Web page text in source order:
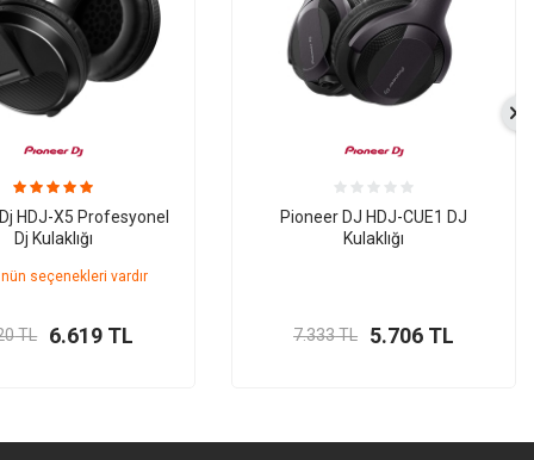
HDJ-X5 Profesyonel
Dj Kulaklığı
seçenekleri vardır
TL 6.619 TL
Pioneer DJ HDJ-CUE1 DJ
Kulaklığı
7.333TL 5.706 TL